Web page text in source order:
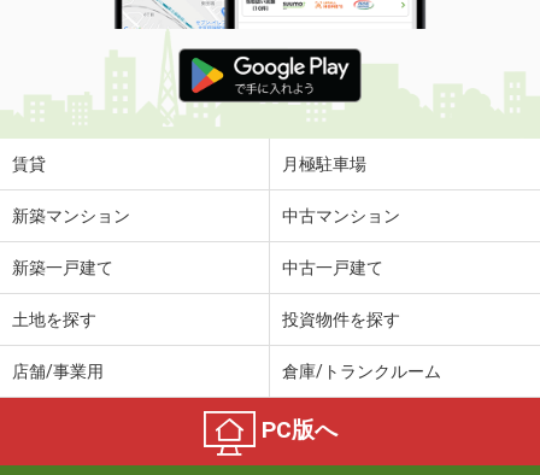
青森県弘前市大字八幡町３丁目
価 格
6.30万円
住 所
青森県弘前市大字八幡町３丁目
専有面積
青森県八戸市柏崎３丁目
5.10万円
住 所
青森県八戸市大字尻内町字沢ノ田
賃貸 月極駐車場
新築マンション 中古マンション
新築一戸建て 中古一戸建て
土地を探す 投資物件を探す
店舗/事業用 倉庫/トランクルーム
PC版へ